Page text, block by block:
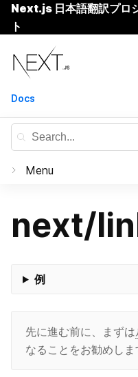
Next.js 日本語翻訳プロ
ト
Next.js
Docs
Menu
はじめに
Pages
CSS のビルトイン
Dynamic Routes
API Routes
はじめに
next/
例
先に進む前に、まずは
なることをお勧めしま